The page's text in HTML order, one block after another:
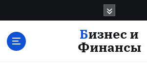
Бизнес и
Финансы